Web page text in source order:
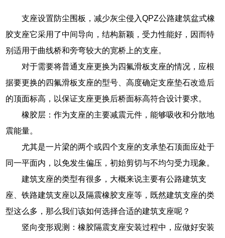
支座设置防尘围板，减少灰尘侵入QPZ公路建筑盆式橡
胶支座它采用了中间导向，结构新颖，受力性能好，因而特
别适用于曲线桥和旁弯较大的宽桥上的支座。
对于需要将普通支座更换为四氟滑板支座的情况，应根
据要更换的四氟滑板支座的型号、高度确定支座垫石改造后
的顶面标高，以保证支座更换后桥面标高符合设计要求。
橡胶层：作为支座的主要减震元件，能够吸收和分散地
震能量。
尤其是一片梁的两个或四个支座的支承垫石顶面应处于
同一平面内，以免发生偏压，初始剪切与不均匀受力现象。
建筑支座的类型有很多，大概来说主要有公路建筑支
座、铁路建筑支座以及隔震橡胶支座等，既然建筑支座的类
型这么多，那么我们该如何选择合适的建筑支座呢？
竖向变形观测：橡胶隔震支座安装过程中，应做好安装